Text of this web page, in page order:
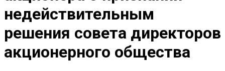
недействительным
решения совета директоров
акционерного общества